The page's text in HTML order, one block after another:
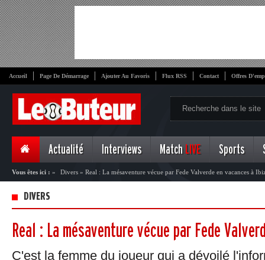
Accueil Page De Démarrage Ajouter Au Favoris Flux RSS Contact Offres
Actualité Interviews Match LIVE Sports
Vous êtes ici : » Divers » Real : La mésaventure vécue par Fede Valverde en vacances à
DIVERS
Real : La mésaventure vécue par Fede
C'est la femme du joueur qui a dévoilé